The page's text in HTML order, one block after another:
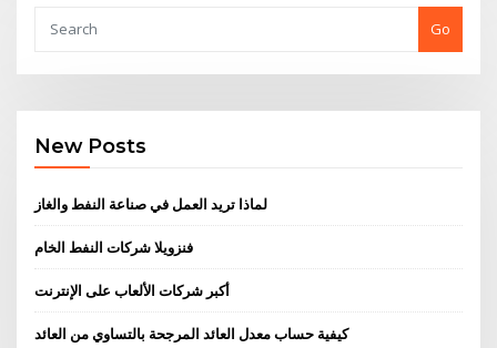
Go
New Posts
لماذا تريد العمل في صناعة النفط والغاز
فنزويلا شركات النفط الخام
أكبر شركات الألعاب على الإنترنت
كيفية حساب معدل العائد المرجحة بالتساوي من العائد